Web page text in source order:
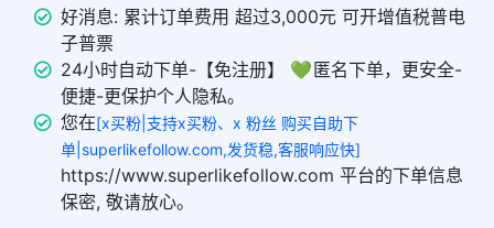
好消息: 累计订单费用 超过3,000元 可开增值税普电
子普票
24小时自动下单-【免注册】 💚 匿名下单，更安全-
便捷-更保护个人隐私。
您在[x买粉|支持x买粉、x 粉丝 购买自助下
单|superlikefollow.com,发货稳,客服响应快]
https://www.superlikefollow.com 平台的下单信息
保密, 敬请放心。